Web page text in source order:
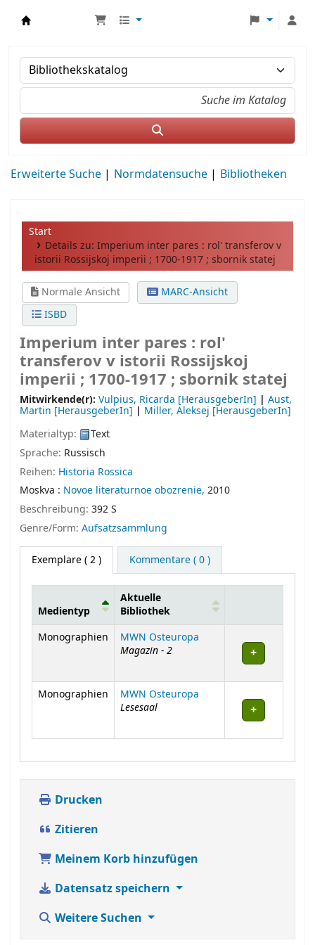
Erweiterte Suche Normdatensuche Bibliotheken
Start
Details zu: Imperium inter pares : rol' transferov v
istorii Rossijskoj imperii ; 1700-1917 ; sbornik statej
Normale Ansicht
MARC-Ansicht
ISBD
Imperium inter pares : rol'
transferov v istorii Rossijskoj
imperii ; 1700-1917 ; sbornik statej
Mitwirkende(r): Vulpius, Ricarda [HerausgeberIn] | Aust,
Martin [HerausgeberIn] | Miller, Aleksej [HerausgeberIn]
Materialtyp:
Text
Sprache: Russisch
Reihen: Historia Rossica
Moskva : Novoe literaturnoe obozrenie, 2010
Beschreibung: 392 S
Genre/Form: Aufsatzsammlung
Exemplare( 2 ) Kommentare ( 0 )
Exemplare
Medientyp
Aktuelle
Bibliothek
Monographien
MWN Osteuropa
Magazin - 2
Monographien MWN Osteuropa
Lesesaal
Drucken
Zitieren
Meinem Korb hinzufügen
Datensatz speichern
Weitere Suchen